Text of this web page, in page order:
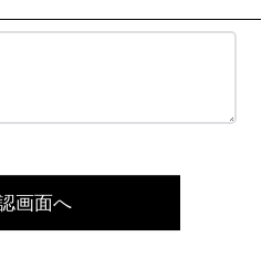
画面へ